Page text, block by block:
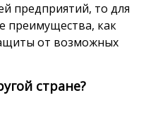
предприятий, то для
преимущества, как
от возможных
стране?